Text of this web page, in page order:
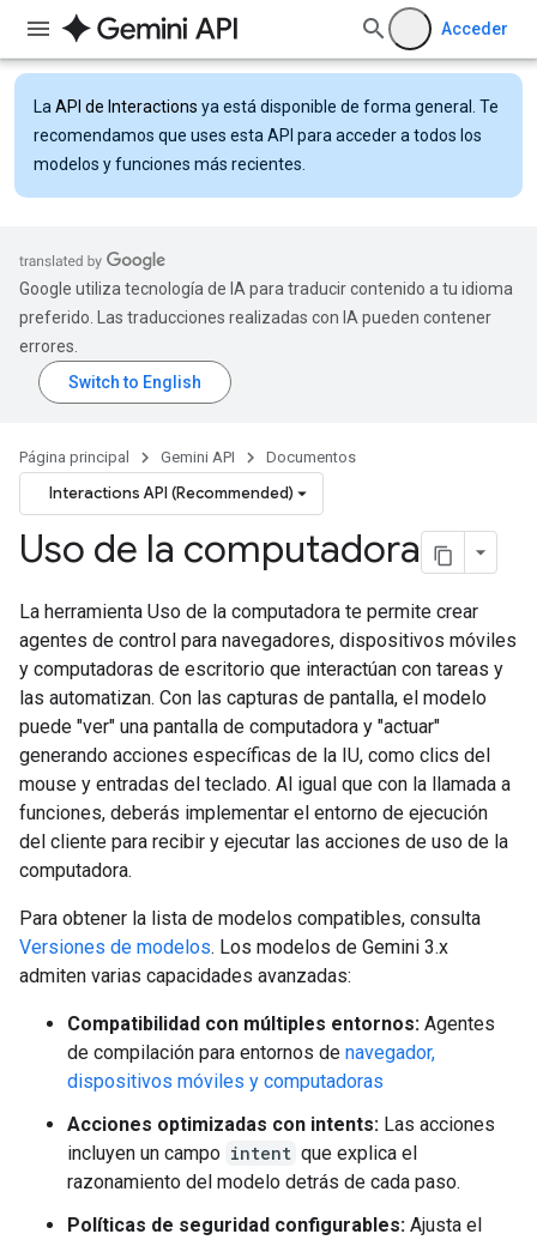
Acceder
La API de Interactions ya está disponible de forma general. Te
recomendamos que uses esta API para acceder a todos los
modelos y funciones más recientes.
Google utiliza tecnología de IA para traducir contenido a tu idioma
preferido. Las traducciones realizadas con IA pueden contener
errores.
Página principal Gemini API Documentos
Interactions API (Recommended)
Uso de la computadora
La herramienta Uso de la computadora te permite crear
agentes de control para navegadores, dispositivos móviles
y computadoras de escritorio que interactúan con tareas y
las automatizan. Con las capturas de pantalla, el modelo
puede "ver" una pantalla de computadora y "actuar"
generando acciones específicas de la IU, como clics del
mouse y entradas del teclado. Al igual que con la llamada a
funciones, deberás implementar el entorno de ejecución
del cliente para recibir y ejecutar las acciones de uso de la
computadora.
Para obtener la lista de modelos compatibles, consulta
Versiones de modelos. Los modelos de Gemini 3.x
admiten varias capacidades avanzadas:
Compatibilidad con múltiples entornos: Agentes
de compilación para entornos de navegador,
dispositivos móviles y computadoras
Acciones optimizadas con intents: Las acciones
incluyen un campo intent que explica el
razonamiento del modelo detrás de cada paso.
Políticas de seguridad configurables: Ajusta el